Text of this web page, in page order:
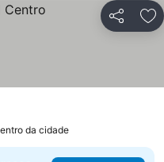
Partilhar
da cidade